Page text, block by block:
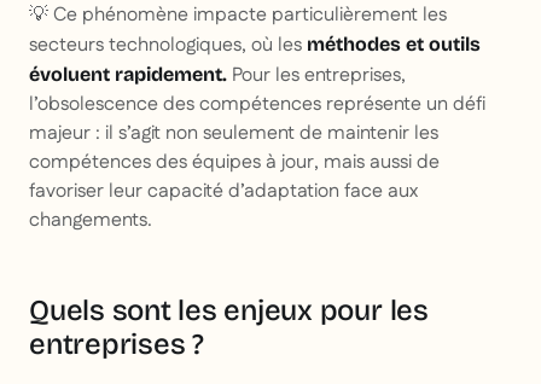
💡 Ce phénomène impacte particulièrement les
secteurs technologiques, où les méthodes et outils
évoluent rapidement. Pour les entreprises,
l’obsolescence des compétences représente un défi
majeur : il s’agit non seulement de maintenir les
compétences des équipes à jour, mais aussi de
favoriser leur capacité d’adaptation face aux
changements.
Quels sont les enjeux pour les
entreprises ?